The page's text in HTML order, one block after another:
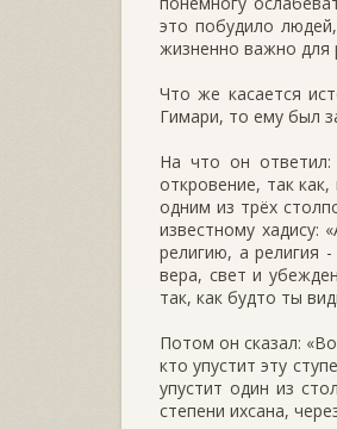
это побудило
жизненно важно для
Что же касается
Гимари, то ему был
На что он ответил:
откровение, так
одним из трёх
известному
религию, а религия
вера, свет и
так, как будто ты
Потом он сказал:
кто упустит эту
упустит один из
степени ихсана,